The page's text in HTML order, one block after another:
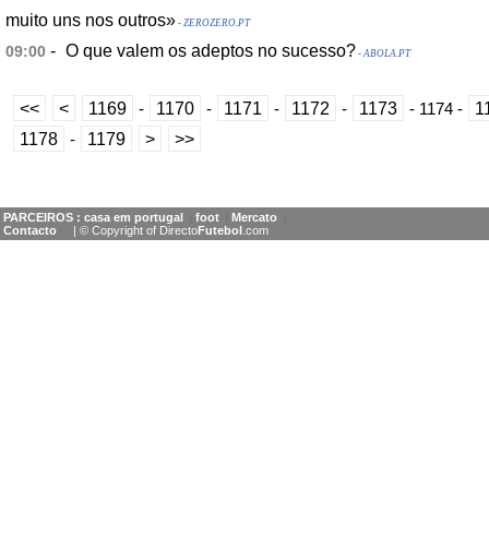
muito uns nos outros» - ZEROZERO.PT
09:00 - O que valem os adeptos no sucesso? - ABOLA.PT
<< < 1169 - 1170 - 1171 - 1172 - 1173 - 1174 -
1178
- 1179 > >>
PARCEIROS : casa em portugal foot Mercato
Contacto | © Copyright of DirectoFutebol .com